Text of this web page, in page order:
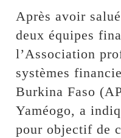
Après avoir
deux équipes
l’Association
systèmes
Burkina Faso
Yaméogo, a
pour objectif de